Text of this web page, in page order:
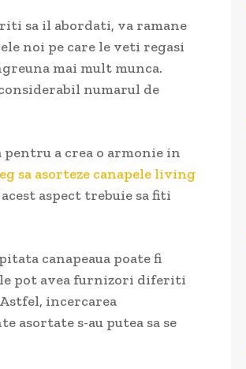
sa il abordati, va ramane
noi pe care le veti regasi
mai mult munca.
numarul de
a crea o armonie in
sa asorteze canapele living
aspect trebuie sa fiti
canapeaua poate fi
pot avea furnizori diferiti
incercarea
asortate s-au putea sa se